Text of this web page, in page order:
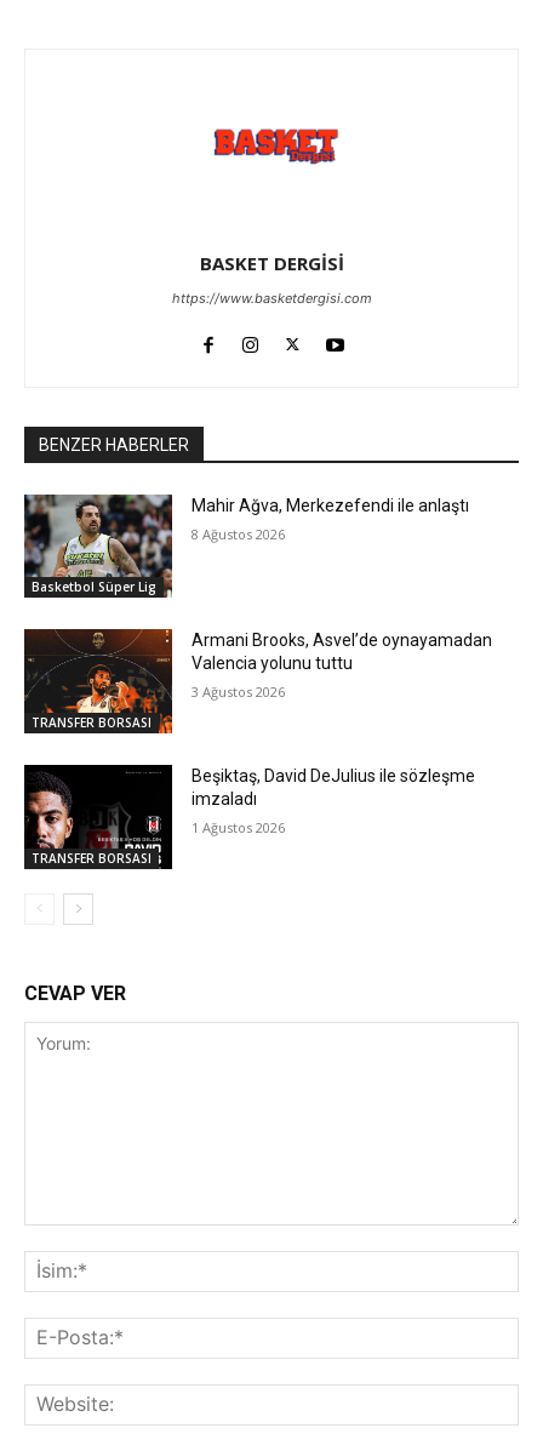
BASKET DERGİSİ
https://www.basketdergisi.com
BENZER HABERLER
Basketbol Süper Lig
Mahir Ağva, Merkezefendi ile anlaştı
8 Ağustos 2026
TRANSFER BORSASI
Armani Brooks, Asvel’de oynayamadan
Valencia yolunu tuttu
3 Ağustos 2026
TRANSFER BORSASI
Beşiktaş, David DeJulius ile sözleşme
imzaladı
1 Ağustos 2026
CEVAP VER